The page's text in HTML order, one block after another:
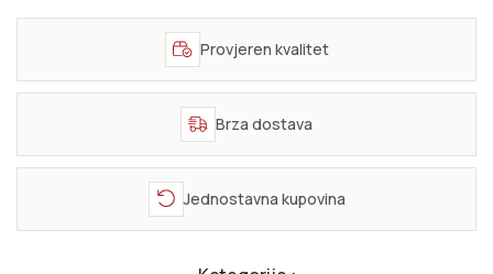
Provjeren kvalitet
Brza dostava
Jednostavna kupovina